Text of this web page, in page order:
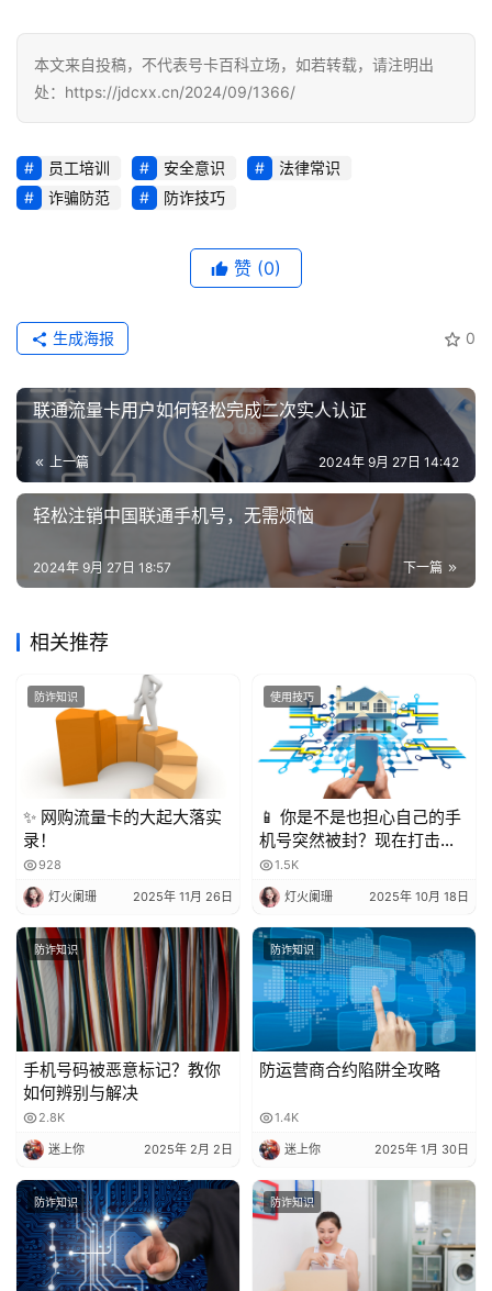
量
卡
推
号
增
业
务
登录 注册
本文来自投稿，不代表号卡百科立场，如若转载，请注明出
处：https://jdcxx.cn/2024/09/1366/
员工培训 安全意识
法律常识
诈骗防范
防诈技巧
赞 (0)
0
生成海报
联通流量卡用户如何轻松完成二次实人认证
上一篇 2024年 9月 27日 14:42
轻松注销中国联通手机号，无需烦恼
下一篇
2024年 9月 27日 18:57
相关推荐
防诈知识
✨ 网购流量卡的大起大落实
录！
928
灯火阑珊 2025年 11月 26日
使用技巧
📱 你是不是也担心自己的手
机号突然被封？现在打击骚
扰电话越来越严格，一不小
心就可能中招！今天就来聊
聊，到底被多少人标记会封
号？又该怎么避免？
1.5K
灯火阑珊 2025年 10月 18日
防诈知识
手机号码被恶意标记？教你
如何辨别与解决
2.8K
迷上你 2025年 2月 2日
防诈知识
防运营商合约陷阱全攻略
1.4K
迷上你 2025年 1月 30日
防诈知识 防诈知识